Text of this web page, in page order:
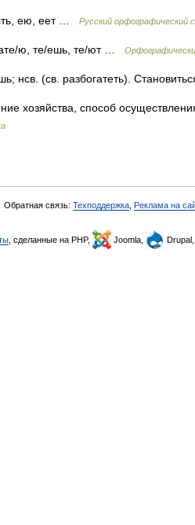
ею, еет … Русский орфографический
ю, те/ешь, те/ют …
нсв. (св. разбогатеть).
хозяйства, способ
Обратная связь: Техподдержка Реклама на
, сделанные на PHP, Joomla, Drupal,